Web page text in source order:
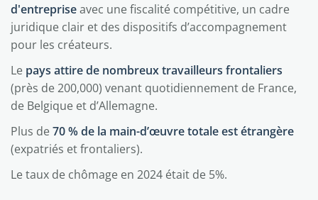
d'entrepriseavec une fiscalité compétitive, un cadre
juridique clair et des dispositifs d’accompagnement
pour les créateurs.
Le pays attire de nombreux travailleurs frontaliers
(près de 200,000) venant quotidiennement de France,
de Belgique et d’Allemagne.
Plus de70 % de la main-d’œuvre totale est étrangère
(expatriés et frontaliers).
Le taux de chômage en 2024 était de 5%.